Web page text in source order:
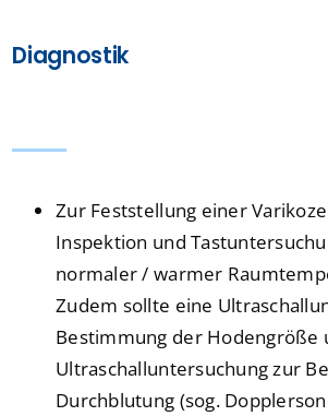
Diagnostik
Zur Feststellung einer
Inspektion und
normaler / warmer
Zudem sollte eine
Bestimmung der Hodengröße
Ultraschalluntersuchung zur
Durchblutung (sog.